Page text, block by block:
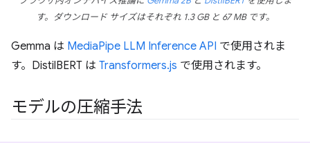
す。ダウンロード サイズはそれぞれ 1.3 GB と 67 MB です。
Gemma は MediaPipe LLM Inference API で使用されま
す。DistilBERT は Transformers.js で使用されます。
モデルの圧縮手法